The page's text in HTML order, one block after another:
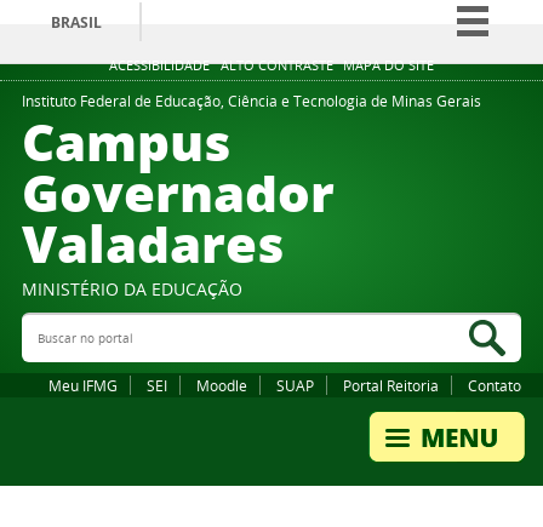
ACESSIBILIDADE ALTO CONTRASTE MAPA DO SITE
BRASIL
Simplifique!
Comunica BR
Instituto Federal de Educação, Ciência e Tecnologia de Minas Gerais
Campus
Governador
Valadares
MINISTÉRIO DA EDUCAÇÃO
Buscar no portal
Meu IFMG SEI Moodle SUAP Portal Reitoria Contato